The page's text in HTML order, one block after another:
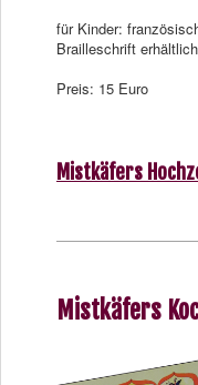
für Kinder:
Brailleschrift
Preis: 15 Euro
Mistkäfers
Mistkäfers